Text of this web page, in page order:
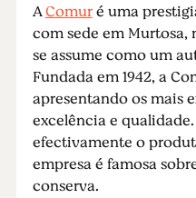
AComuré uma
com sede em
se assume como um
Fundada em 1942, a
apresentando os mais
excelência e
efectivamente o
empresa é famosa
conserva.